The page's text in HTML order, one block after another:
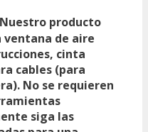
Nuestro producto
ventana de aire
cinta
cables (para
No se requieren
siga las